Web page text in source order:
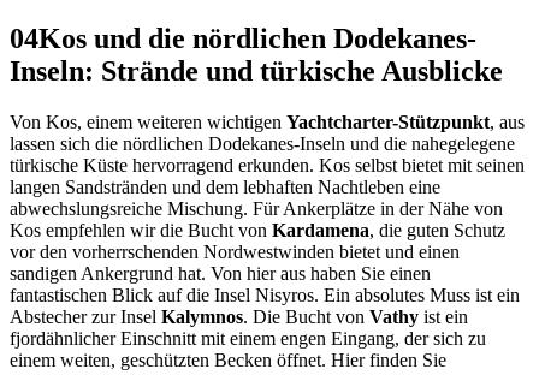
04Kos und die nördlichen Dodekanes-
Inseln: Strände und türkische Ausblicke
Von Kos, einem weiteren wichtigen Yachtcharter-Stützpunkt, aus
lassen sich die nördlichen Dodekanes-Inseln und die nahegelegene
türkische Küste hervorragend erkunden. Kos selbst bietet mit seinen
langen Sandstränden und dem lebhaften Nachtleben eine
abwechslungsreiche Mischung. Für Ankerplätze in der Nähe von
Kos empfehlen wir die Bucht von Kardamena, die guten Schutz
vor den vorherrschenden Nordwestwinden bietet und einen
sandigen Ankergrund hat. Von hier aus haben Sie einen
fantastischen Blick auf die Insel Nisyros. Ein absolutes Muss ist ein
Abstecher zur Insel Kalymnos. Die Bucht von Vathy ist ein
fjordähnlicher Einschnitt mit einem engen Eingang, der sich zu
einem weiten, geschützten Becken öffnet. Hier finden Sie